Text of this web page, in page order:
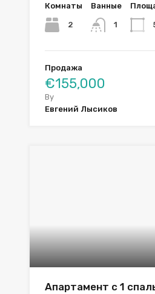
Комнаты
2
Ванные
1
Продажа
€155,000
By
Евгений Лысиков
Апартамент с 1